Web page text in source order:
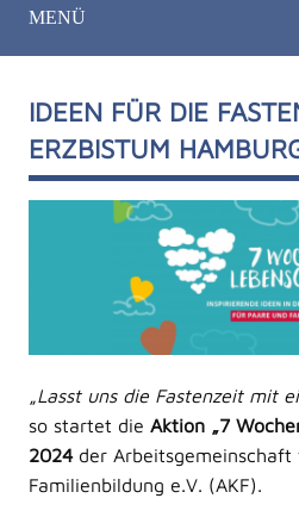
MENÜ
IDEEN FÜR DIE
ERZBISTUM
„Lasst uns die Fastenzeit mit
so startet die Aktion „7
2024der Arbeitsgemeinschaft
Familienbildung e.V. (AKF).